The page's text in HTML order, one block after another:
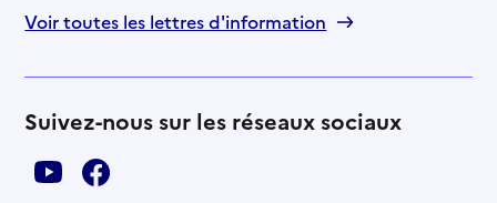
Voir toutes les lettres d'information
Suivez-nous sur les réseaux sociaux